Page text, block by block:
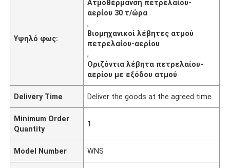
Υψηλό φως:
Ατμοθέρμανση πετρελαίου-
αερίου 30 τ/ώρα
,
Βιομηχανικοί λέβητες ατμού
πετρελαίου-αερίου
,
Οριζόντια λέβητα πετρελαίου-
αερίου με εξόδου ατμού
Delivery Time Deliver the goods at the agreed time
Minimum Order
Quantity
1
Model Number WNS